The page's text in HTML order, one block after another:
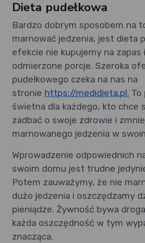
Dieta pudełkowa
Bardzo dobrym sposobem na
marnować jedzenia, jest dieta
efekcie nie kupujemy na zapas
odmierzone porcje. Szeroka
pudełkowego czeka na nas na
stronie https://medidieta.pl. To
świetna dla każdego, kto chce
zadbać o swoje zdrowie i
marnowanego jedzenia w
Wprowadzenie odpowiednich
swoim domu jest trudne
Potem zauważymy, że nie
dużo jedzenia i oszczędzamy
pieniądze. Żywność bywa
każda oszczędność w tym
znacząca.